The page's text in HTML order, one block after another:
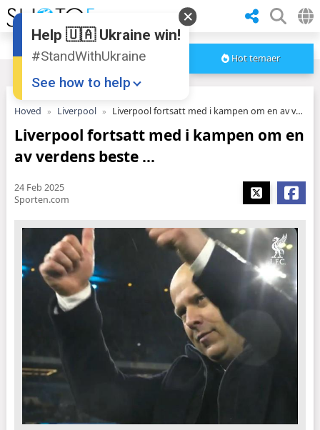
Hot temaer
Hoved Liverpool Liverpool fortsatt med i kampen om en av verdens beste ...
Liverpool fortsatt med i kampen om en
av verdens beste ...
24 Feb 2025
Sporten.com
Help 🇺🇦 Ukraine win!
#StandWithUkraine
See how to help
Support Ukraine
❤
Share this widget
📌